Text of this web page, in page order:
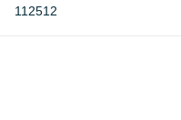
112512